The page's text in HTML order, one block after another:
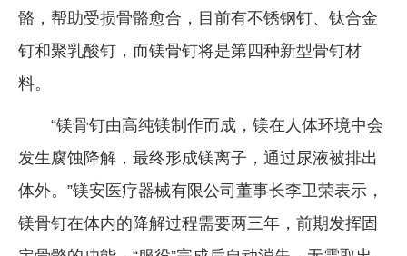
骼，帮助受损骨骼愈合，目前有不锈钢钉、钛合金
钉和聚乳酸钉，而镁骨钉将是第四种新型骨钉材
料。
“镁骨钉由高纯镁制作而成，镁在人体环境中会
发生腐蚀降解，最终形成镁离子，通过尿液被排出
体外。”镁安医疗器械有限公司董事长李卫荣表示，
镁骨钉在体内的降解过程需要两三年，前期发挥固